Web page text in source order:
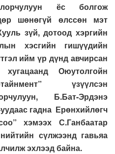
ёс болгож
шөнөгүй өлссөн мэт
зүй, дотоод хэргийн
хэсгийн гишүүдийн
ийм үр дүнд авчирсан
Оюутолгойн
үзүүлсэн
Б.Бат-Эрдэнэ
гадна Ерөнхийлөгч
хэмээх С.Ганбаатар
сүлжээнд гавьяа
эхлээд байна.